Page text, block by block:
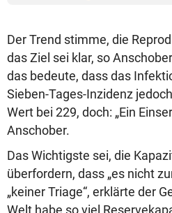
Der Trend stimme, die
das Ziel sei klar, so
das bedeute, dass das
Sieben-Tages-Inzidenz
Wert bei 229, doch: „Ein
Anschober.
Das Wichtigste sei, die
überfordern, dass „es nicht
„keiner Triage“, erklärte der
Welt habe so viel